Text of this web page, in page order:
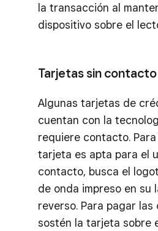
la transacción al
dispositivo sobre el
Tarjetas sin contacto
Algunas tarjetas de
cuentan con la
requiere contacto.
tarjeta es apta para el
contacto, busca el
de onda impreso en su
reverso. Para pagar las
sostén la tarjeta sobre